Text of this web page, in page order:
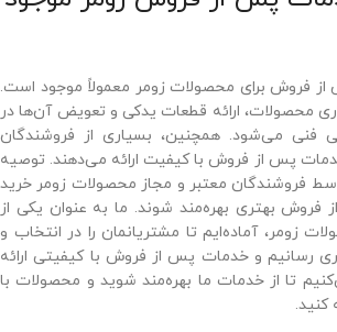
از فروش برای محصولات زومر معمولاً موجود است.
محصولات، ارائه قطعات یدکی و تعویض آن‌ها در
فنی می‌شود. همچنین، بسیاری از فروشندگان
پس از فروش با کیفیت ارائه می‌دهند. توصیه
فروشندگان معتبر و مجاز محصولات زومر خرید
فروش بهتری بهره‌مند شوند. ما به عنوان یکی از
زومر، آماده‌ایم تا مشتریانمان را در انتخاب و
رسانیم و خدمات پس از فروش با کیفیتی ارائه
تا از خدمات ما بهره‌مند شوید و محصولات با
کنید.